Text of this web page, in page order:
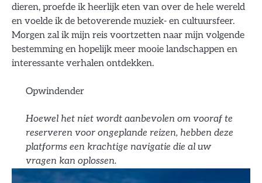
dieren, proefde ik heerlijk eten van over de hele wereld
en voelde ik de betoverende muziek- en cultuursfeer.
Morgen zal ik mijn reis voortzetten naar mijn volgende
bestemming en hopelijk meer mooie landschappen en
interessante verhalen ontdekken.
Opwindender
Hoewel het niet wordt aanbevolen om vooraf te
reserveren voor ongeplande reizen, hebben deze
platforms een krachtige navigatie die al uw
vragen kan oplossen.